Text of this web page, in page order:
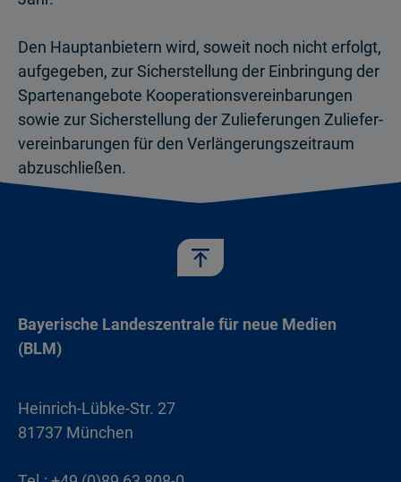
Den Hauptanbietern wird, soweit noch nicht erfolgt,
aufgegeben, zur Sicherstellung der Ein­bringung der
Spartenangebote Kooperations­vereinbarungen
sowie zur Sicherstellung der Zulieferungen Zuliefer­
vereinbarungen für den Verlängerungszeitraum
abzuschließen.
Bayerische Landeszentrale für neue Medien
(BLM)
Heinrich-Lübke-Str. 27
81737 München